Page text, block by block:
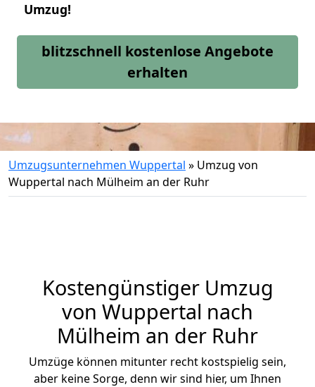
Umzug!
blitzschnell kostenlose Angebote
erhalten
Umzugsunternehmen Wuppertal » Umzug von
Wuppertal nach Mülheim an der Ruhr
Kostengünstiger Umzug
von Wuppertal nach
Mülheim an der Ruhr
Umzüge können mitunter recht kostspielig sein,
aber keine Sorge, denn wir sind hier, um Ihnen